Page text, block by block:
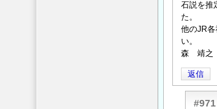
石説を推
た。
他のJR
い。
森 靖之
返信
#971